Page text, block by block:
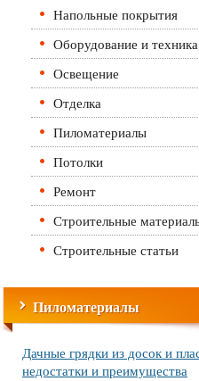
Напольные покрытия
Оборудование и техника
Освещение
Отделка
Пиломатериалы
Потолки
Ремонт
Строительные
Строительные статьи
Пиломатериалы
Дачные грядки из досок и
недостатки и преимущества